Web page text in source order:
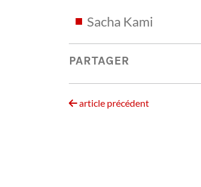
Sacha Kami
PARTAGER
article précédent